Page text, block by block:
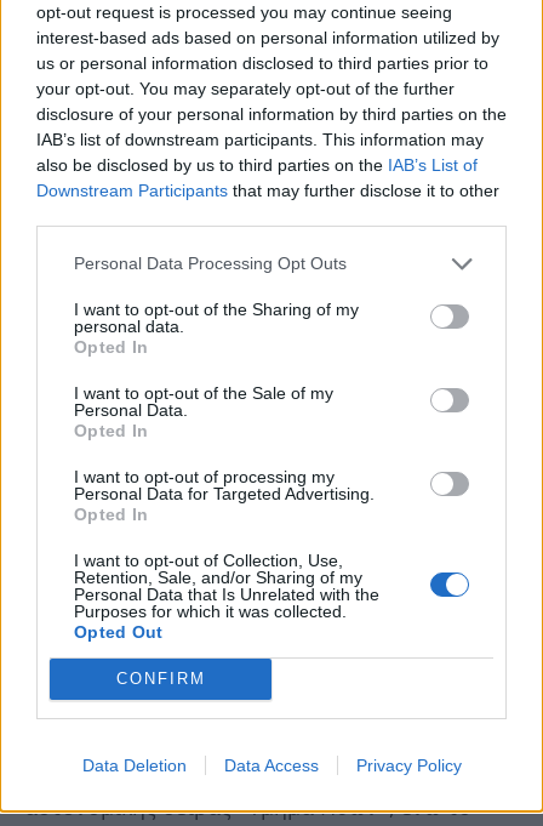
opt-out request is processed you may continue seeing
interest-based ads based on personal information utilized by
us or personal information disclosed to third parties prior to
your opt-out. You may separately opt-out of the further
disclosure of your personal information by third parties on the
IAB’s list of downstream participants. This information may
also be disclosed by us to third parties on the IAB’s List of
Downstream Participants that may further disclose it to other
Personal Data Processing Opt Outs
I want to opt-out of the Sharing of my
personal data.
Opted In
I want to opt-out of the Sale of my
Personal Data.
Opted In
I want to opt-out of processing my
Personal Data for Targeted Advertising.
Opted In
I want to opt-out of Collection, Use,
Retention, Sale, and/or Sharing of my
Personal Data that Is Unrelated with the
Purposes for which it was collected.
Opted Out
CONFIRM
Data Deletion Data Access Privacy Policy
αποφασίζεις», και έπαιξε σε δύο επεισόδια της
αστυνομικής σειράς «Τμήμα Ηθών», ενώ το